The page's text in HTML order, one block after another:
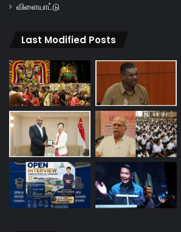
விளையாட்டு
Last Modified Posts